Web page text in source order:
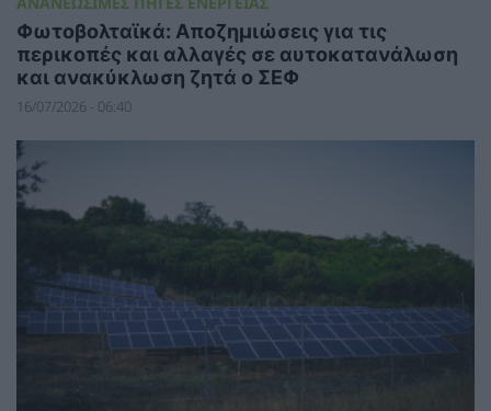
Φωτοβολταϊκά: Αποζημιώσεις για τις
περικοπές και αλλαγές σε αυτοκατανάλωση
και ανακύκλωση ζητά ο ΣΕΦ
16/07/2026 - 06:40